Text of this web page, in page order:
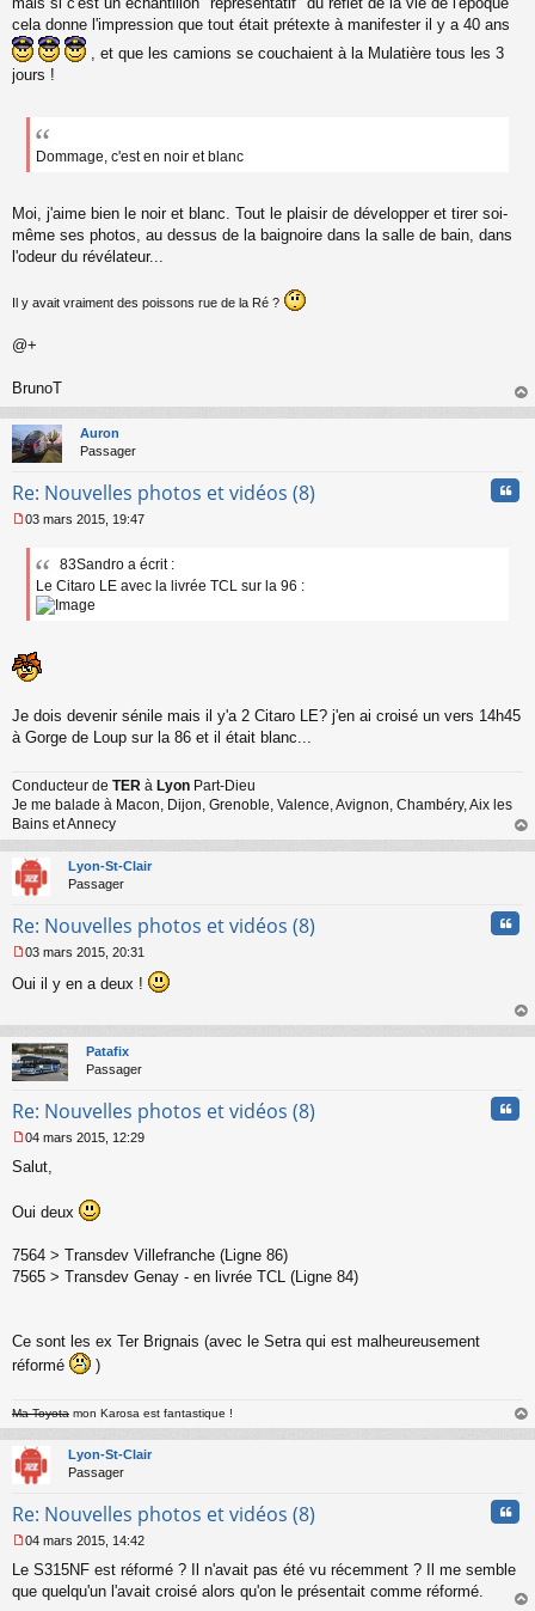
cela donne l'impression que tout était prétexte à manifester il y a 40 ans
, et que les camions se couchaient à la Mulatière tous les 3
jours !
Dommage, c'est en noir et blanc
Moi, j'aime bien le noir et blanc. Tout le plaisir de développer et tirer soi-
même ses photos, au dessus de la baignoire dans la salle de bain, dans
l'odeur du révélateur...
Il y avait vraiment des poissons rue de la Ré ?
@+
BrunoT
au
Auron
Passager
Re: Nouvelles photos et vidéos (8)
e
g
n
o
l
u
03 mars 2015, 19:47
83Sandro a écrit :
Le Citaro LE avec la livrée TCL sur la 96 :
Je dois devenir sénile mais il y'a 2 Citaro LE? j'en ai croisé un vers 14h45
à Gorge de Loup sur la 86 et il était blanc...
Conducteur de TER à Lyon Part-Dieu
Je me balade à Macon, Dijon, Grenoble, Valence, Avignon, Chambéry, Aix les
Bains et Annecy
au
Lyon-St-Clair
Passager
Re: Nouvelles photos et vidéos (8)
e
a
g
e
o
l
u
03 mars 2015, 20:31
Oui il y en a deux !
au
Patafix
Passager
Re: Nouvelles photos et vidéos (8)
e
a
e
n
u
04 mars 2015, 12:29
Salut,
Oui deux
7564 > Transdev Villefranche (Ligne 86)
7565 > Transdev Genay - en livrée TCL (Ligne 84)
Ce sont les ex Ter Brignais (avec le Setra qui est malheureusement
réformé
)
Ma Toyota mon Karosa est fantastique !
au
Lyon-St-Clair
Passager
Re: Nouvelles photos et vidéos (8)
e
s
04 mars 2015, 14:42
Le S315NF est réformé ? Il n'avait pas été vu récemment ? Il me semble
que quelqu'un l'avait croisé alors qu'on le présentait comme réformé.